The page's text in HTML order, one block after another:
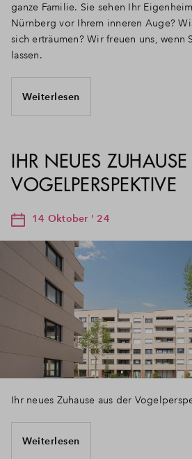
ganze Familie. Sie sehen Ihr
Nürnberg vor Ihrem inneren Auge?
sich erträumen? Wir freuen uns, wenn
lassen.
Weiterlesen
IHR NEUES
VOGELPERSPEKTIVE
14 Oktober ' 24
Ihr neues Zuhause aus der
Weiterlesen